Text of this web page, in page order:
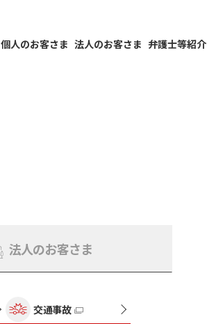
個人のお客さま 法人のお客さま 弁護士等紹介
法人のお客さま
交通事故